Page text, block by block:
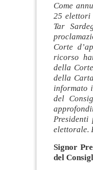
Come
25 elettori
Tar
Corte
ricorso
della
della
informato
del
elettorale.
Signor
del